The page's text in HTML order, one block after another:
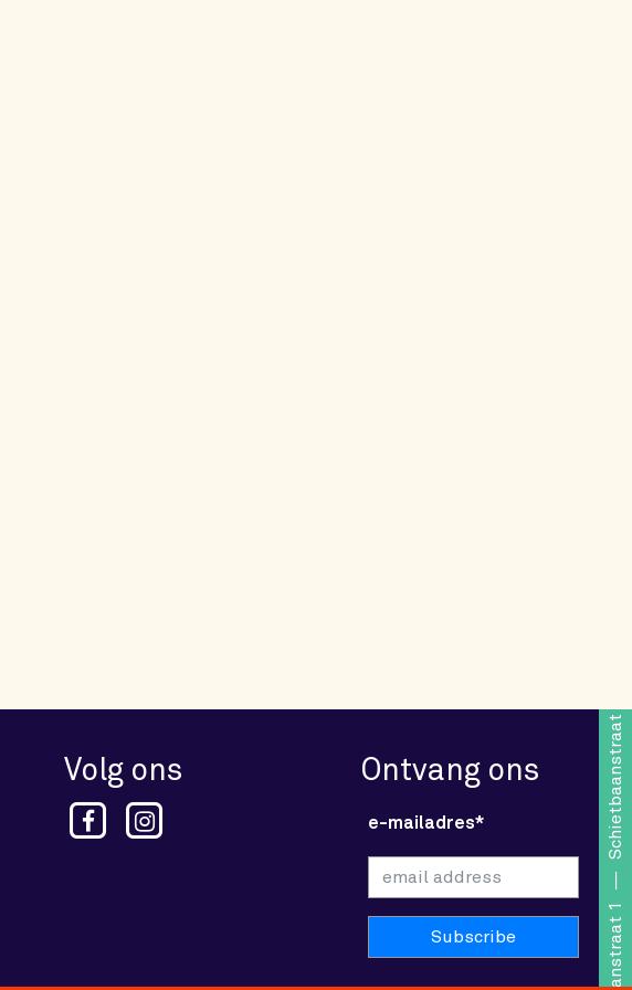
Volg ons Ontvang ons
e-mailadres*
Schietbaanstraat 1